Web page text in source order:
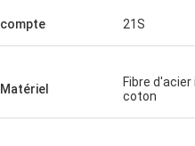
compte 21S
Matériel
Fibre
coton